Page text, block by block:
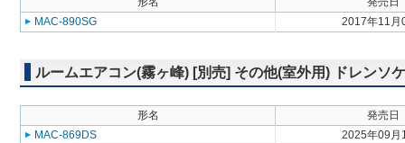
MAC-890SG
2017年11月
ルームエアコン(霧ヶ峰) [別売] その他(室外用) ドレンソ
形名
発売日
MAC-869DS
2025年09月